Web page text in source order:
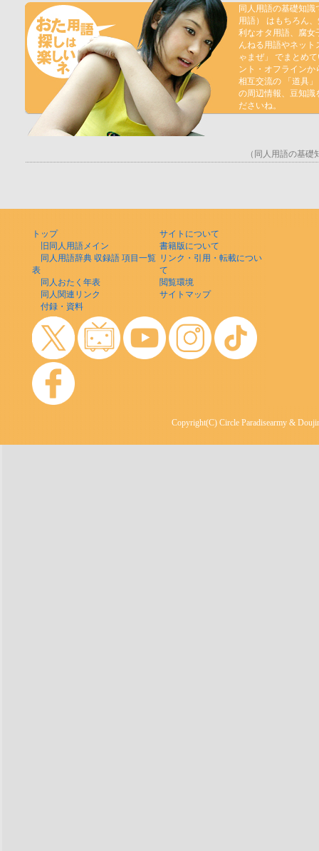
同人用語の基礎知識
用語） はもちろん
利なオタ用語、腐女
んねる用語やネット
ゃまぜ」 でまとめ
ント・オフライン
相互交流の 「道具
の周辺情報、豆知識
ださいね。
（同人用語の基
トップ
旧同人用語メイン
同人用語辞典 収録語 項目一覧
表
同人おたく年表
同人関連リンク
付録・資料
サイトについて
書籍版について
リンク・引用・転載につい
て
閲覧環境
サイトマップ
Copyright(C) Circle Paradisearmy &